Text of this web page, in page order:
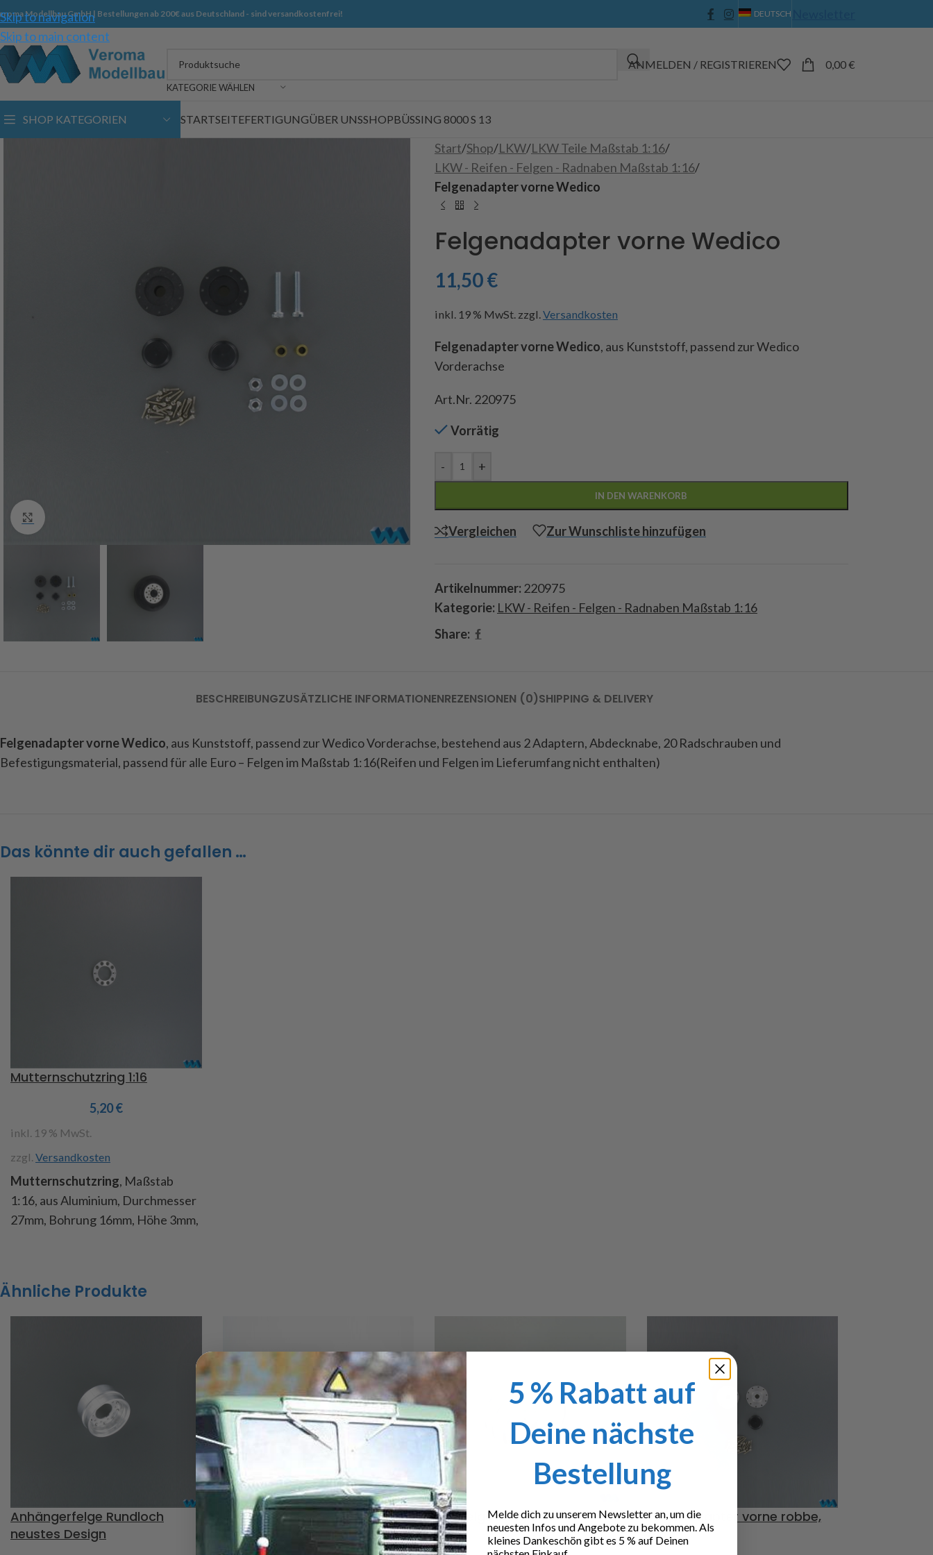
Skip to navigation
Skip to main content
Modellbau GmbH | Bestellungen ab 200€ aus Deutschland - sind versandkostenfrei! DEUTSCH
KATEGORIE WÄHLEN
ANMELDEN / REGISTRIEREN 0,00€
SHOP KATEGORIEN STARTSEITEFERTIGUNGÜBER UNSSHOPBÜSSING 8000 S 13
Start/Shop/LKW/LKW Teile Maßstab 1:16/
LKW - Reifen - Felgen - Radnaben Maßstab 1:16/
Felgenadapter vorne Wedico
Felgenadapter vorne Wedico
11,50€
inkl. 19 % MwSt. zzgl.Versandkosten
Felgenadapter vorne Wedico, aus Kunststoff, passend zur Wedico
Vorderachse
Art.Nr. 220975
Vorrätig
- +
IN DEN WARENKORB
Vergleichen Zur Wunschliste hinzufügen
Artikelnummer: 220975
Kategorie: LKW - Reifen - Felgen - Radnaben Maßstab 1:16
Share:
BESCHREIBUNGZUSÄTZLICHE INFORMATIONENREZENSIONEN (0)SHIPPING & DELIVERY
Felgenadapter vorne Wedico, aus Kunststoff, passend zur Wedico Vorderachse, bestehend aus 2 Adaptern, Abdecknabe, 20 Radschrauben und
Befestigungsmaterial, passend für alle Euro – Felgen im Maßstab 1:16(Reifen und Felgen im Lieferumfang nicht enthalten)
Das könnte dir auch gefallen …
Mutternschutzring 1:16
5,20€
inkl. 19 % MwSt.
zzgl. Versandkosten
Mutternschutzring, Maßstab
1:16, aus Aluminium, Durchmesser
27mm, Bohrung 16mm, Höhe 3mm,
Ähnliche Produkte
Anhängerfelge Rundloch
neustes Design
Fulda Crossforce
Geländereifen 1/16
Eurofelge Langloch
11,20€
Felgenadapter vorne robbe,
Alu
5 % Rabatt auf
Deine nächste
Bestellung
Melde dich zu unserem Newsletter an, um die
neuesten Infos und Angebote zu bekommen. Als
kleines Dankeschön gibt es 5 % auf Deinen